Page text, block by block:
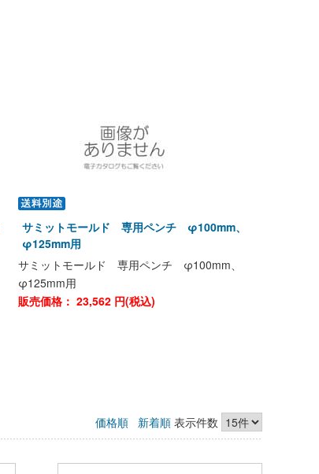
サミットモールド 専用ペンチ φ100mm、
φ125mm用
サミットモールド 専用ペンチ φ100mm、
φ125mm用
販売価格： 23,562 円(税込)
価格順 新着順 表示件数